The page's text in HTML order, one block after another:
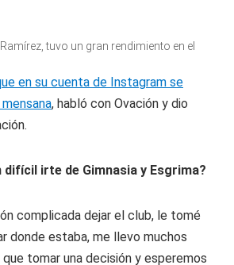
tuvo un gran rendimiento en el
en su cuenta de Instagram se
, habló con Ovación y dio
difícil irte de Gimnasia y Esgrima?
complicada dejar el club, le tomé
donde estaba, me llevo muchos
tomar una decisión y esperemos